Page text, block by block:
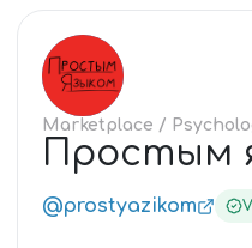
ПР
Marketplace /
Простым
@prostyazikom